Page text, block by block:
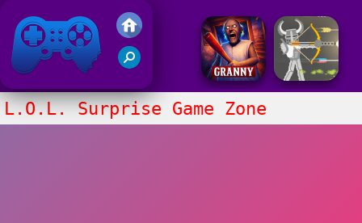
Juegos Friv 2020
L.O.L. Surprise Game Zone